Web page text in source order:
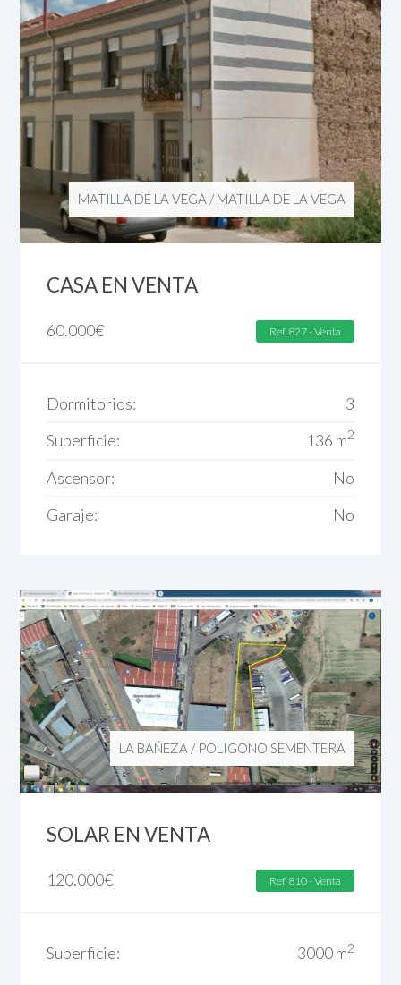
MATILLA DE LA VEGA /MATILLA DE LA VEGA
CASA EN VENTA
60.000€ Ref. 827 - Venta
Dormitorios:
3
Superficie:
136 m2
Ascensor:
No
Garaje:
No
LA BAÑEZA / POLIGONO SEMENTERA
SOLAR EN VENTA
120.000€ Ref. 810 - Venta
Superficie: 3000 m2